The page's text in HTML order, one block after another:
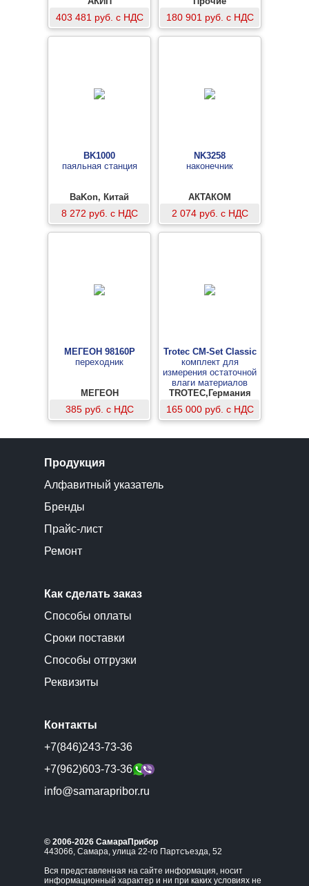
403 481 руб. с НДС 180 901 руб. с НДС
BK1000
паяльная станция
BaKon, Китай
8 272 руб. с НДС
NK3258
наконечник
АКТАКОМ
2 074 руб. с НДС
МЕГЕОН 98160P
переходник
МЕГЕОН
385 руб. с НДС
Trotec CM-Set Classic
комплект для
измерения остаточной
влаги материалов
TROTEC,Германия
165 000 руб. с НДС
Продукция
Алфавитный указатель
Бренды
Прайс-лист
Ремонт
Как сделать заказ
Способы оплаты
Сроки поставки
Способы отгрузки
Реквизиты
Контакты
+7(846)243-73-36
+7(962)603-73-36
info@samarapribor.ru
© 2006-2026 СамараПрибор
443066, Самара, улица 22-го Партсъезда, 52
Вся представленная на сайте информация, носит
информационный характер и ни при каких условиях не